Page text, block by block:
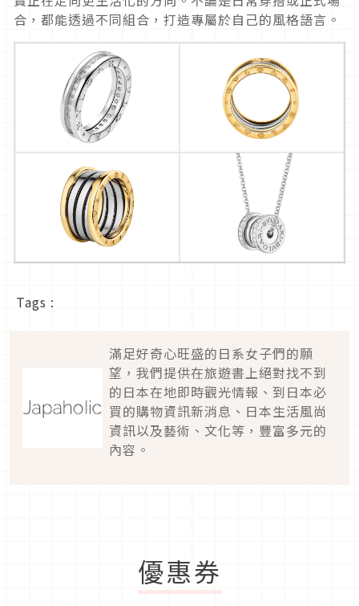
合，都能透過不同組合， 打造專屬於自己的風格語言。
Tags :
滿足好奇心旺盛的日系女子們的願
望，我們提供在旅遊書上絕對找不到
的日本在地即時觀光情報、到日本必
買的購物資訊新消息、日本生活風尚
資訊以及藝術、文化等，豐富多元的
內容。
優惠券